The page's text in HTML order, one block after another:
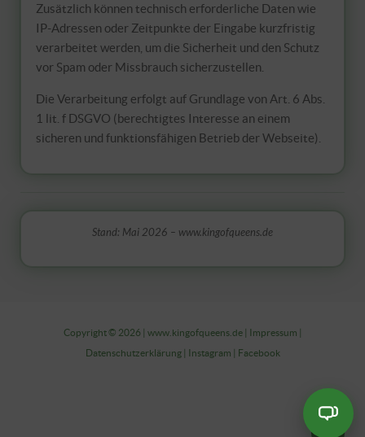
Zusätzlich können technisch erforderliche Daten wie
IP-Adressen oder Zeitpunkte der Eingabe kurzfristig
verarbeitet werden, um die Sicherheit und den Schutz
vor Spam oder Missbrauch sicherzustellen.
Die Verarbeitung erfolgt auf Grundlage von Art. 6 Abs.
1 lit. f DSGVO (berechtigtes Interesse an einem
sicheren und funktionsfähigen Betrieb der Webseite).
Stand: Mai 2026 – www.kingofqueens.de
Copyright © 2026 | www.kingofqueens.de| Impressum
Datenschutzerklärung| Instagram Facebook